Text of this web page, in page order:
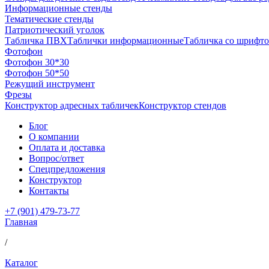
Информационные стенды
Тематические стенды
Патриотический уголок
Табличка ПВХТаблички информационныеТабличка со
Фотофон
Фотофон 30*30
Фотофон 50*50
Режущий инструмент
Фрезы
Конструктор адресных табличекКонструктор стендов
Блог
О компании
Оплата и доставка
Вопрос/ответ
Спецпредложения
Конструктор
Контакты
+7 (901) 479-73-77
Главная
/
Каталог